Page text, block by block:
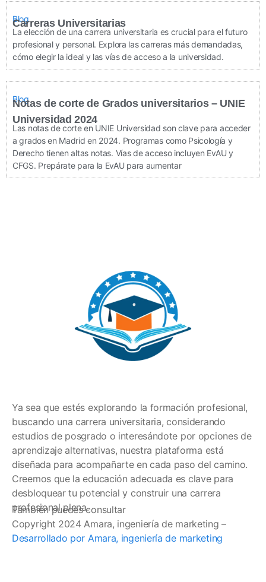
Blog
Carreras Universitarias
La elección de una carrera universitaria es crucial para el futuro
profesional y personal. Explora las carreras más demandadas,
cómo elegir la ideal y las vías de acceso a la universidad.
Blog
Notas de corte de Grados universitarios – UNIE
Universidad 2024
Las notas de corte en UNIE Universidad son clave para acceder
a grados en Madrid en 2024. Programas como Psicología y
Derecho tienen altas notas. Vías de acceso incluyen EvAU y
CFGS. Prepárate para la EvAU para aumentar
Ya sea que estés explorando la formación profesional,
buscando una carrera universitaria, considerando
estudios de posgrado o interesándote por opciones de
aprendizaje alternativas, nuestra plataforma está
diseñada para acompañarte en cada paso del camino.
Creemos que la educación adecuada es clave para
desbloquear tu potencial y construir una carrera
profesional plena.
También puedes consultar
Copyright 2024 Amara, ingeniería de marketing –
Desarrollado por Amara, ingeniería de marketing